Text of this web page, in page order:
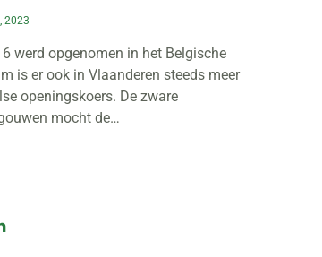
2023
werd opgenomen in het Belgische
is er ook in Vlaanderen steeds meer
openingskoers. De zware
mocht de…